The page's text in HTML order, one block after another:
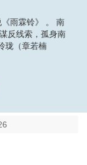
雨霖铃》 。 南
反线索，孤身南
珑（章若楠